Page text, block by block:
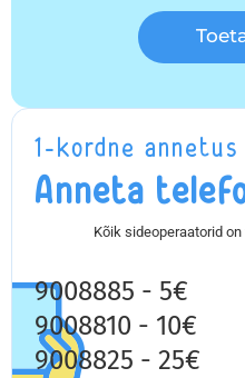
1-kordne annetus
Anneta
Kõik sideoperaatorid
9008885 - 5€
9008810 - 10€
9008825 - 25€